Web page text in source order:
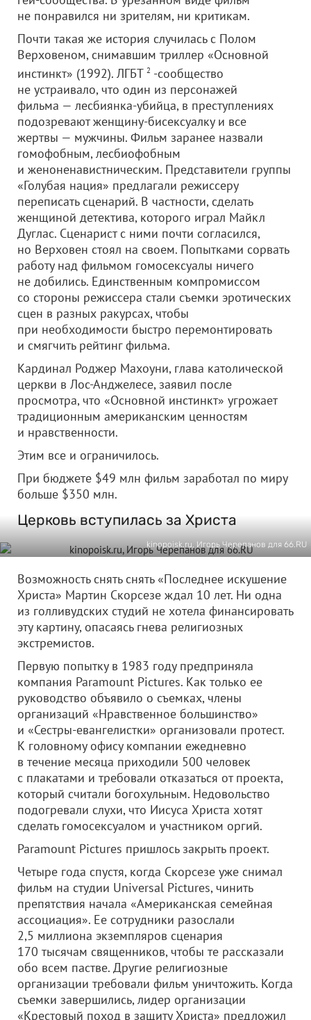
не понравился ни зрителям, ни критикам.
Почти такая же история случилась с Полом
Верховеном, снимавшим триллер «Основной
инстинкт» (1992). ЛГБТ 2 -сообщество
не устраивало, что один из персонажей
фильма — лесбиянка-убийца, в преступлениях
подозревают женщину-бисексуалку и все
жертвы — мужчины. Фильм заранее назвали
гомофобным, лесбиофобным
и женоненавистническим. Представители группы
«Голубая нация» предлагали режиссеру
переписать сценарий. В частности, сделать
женщиной детектива, которого играл Майкл
Дуглас. Сценарист с ними почти согласился,
но Верховен стоял на своем. Попытками сорвать
работу над фильмом гомосексуалы ничего
не добились. Единственным компромиссом
со стороны режиссера стали съемки эротических
сцен в разных ракурсах, чтобы
при необходимости быстро перемонтировать
и смягчить рейтинг фильма.
Кардинал Роджер Махоуни, глава католической
церкви в Лос-Анджелесе, заявил после
просмотра, что «Основной инстинкт» угрожает
традиционным американским ценностям
и нравственности.
Этим все и ограничилось.
При бюджете $49 млн фильм заработал по миру
больше $350 млн.
Церковь вступилась за Христа
kinopoisk.ru, Игорь Черепанов для 66.RU
Возможность снять снять «Последнее искушение
Христа» Мартин Скорсезе ждал 10 лет. Ни одна
из голливудских студий не хотела финансировать
эту картину, опасаясь гнева религиозных
экстремистов.
Первую попытку в 1983 году предприняла
компания Paramount Pictures. Как только ее
руководство объявило о съемках, члены
организаций «Нравственное большинство»
и «Сестры-евангелистки» организовали протест.
К головному офису компании ежедневно
в течение месяца приходили 500 человек
с плакатами и требовали отказаться от проекта,
который считали богохульным. Недовольство
подогревали слухи, что Иисуса Христа хотят
сделать гомосексуалом и участником оргий.
Paramount Pictures пришлось закрыть проект.
Четыре года спустя, когда Скорсезе уже снимал
фильм на студии Universal Pictures, чинить
препятствия начала «Американская семейная
ассоциация». Ее сотрудники разослали
2,5 миллиона экземпляров сценария
170 тысячам священников, чтобы те рассказали
обо всем пастве. Другие религиозные
организации требовали фильм уничтожить. Когда
съемки завершились, лидер организации
«Крестовый поход в защиту Христа» предложил